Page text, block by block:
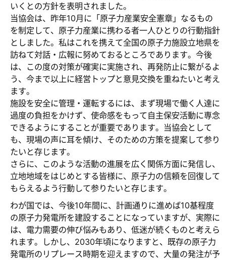
いくとの方針を表明されました。
当協会は、昨年10月に「原子力産業安全憲章」なるもの
を制定して、原子力産業に携わる者一人ひとりの行動指針
としました。私はこれを携えて全国の原子力施設立地県を
訪ねて対話・広報に努めておるところであります。今後
は、この度の対策が確実に実施され、再発防止に繋がるよ
う、今まで以上に経営トップと意見交換を重ねたいと考え
ます。
施設を安全に管理・運転するには、まず現場で働く人達に
過度の負担をかけず、使命感をもって自主保安活動に専念
できるようにすることが重要であります。当協会として
も、現場の声に耳を傾け、そのための方策を提案して参り
たいと存じます。
さらに、このような活動の進展を広く関係方面に発信し、
立地地域をはじめとする皆様に、原子力の信頼を回復して
もらえるよう行動して参りたいと存じます。
わが国では、今後10年間に、計画通りに進めば10基程度
の原子力発電所を建設することになっていますが、実際に
は、電力需要の伸び悩みもあり、低迷が続くものと考えら
れます。しかし、2030年頃になりますと、既存の原子力
発電所のリプレース時期を迎えますので、大量の発注が予